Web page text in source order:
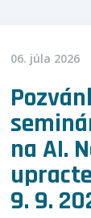
na AI.
9. 9.
06. júla 2026